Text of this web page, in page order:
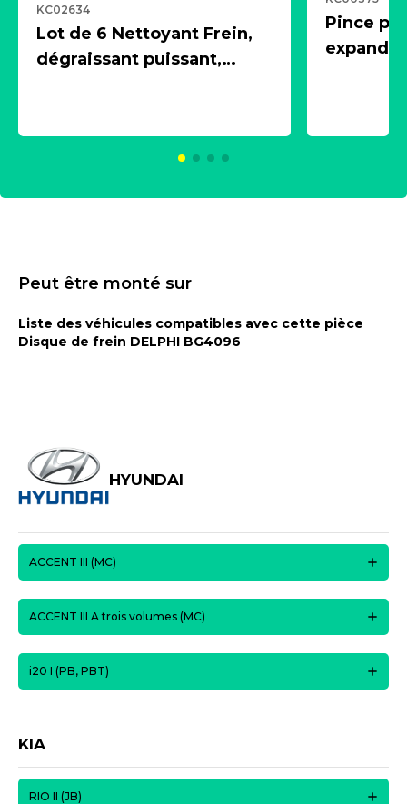
KC02634
Lot de 6 Nettoyant Frein,
dégraissant puissant,
Pince
Peut être monté sur
Liste des véhicules compatibles avec cette pièce
Disque de frein DELPHI BG4096
HYUNDAI
ACCENT III (MC)
ACCENT III A trois volumes (MC)
i20 I (PB, PBT)
KIA
RIO II (JB)